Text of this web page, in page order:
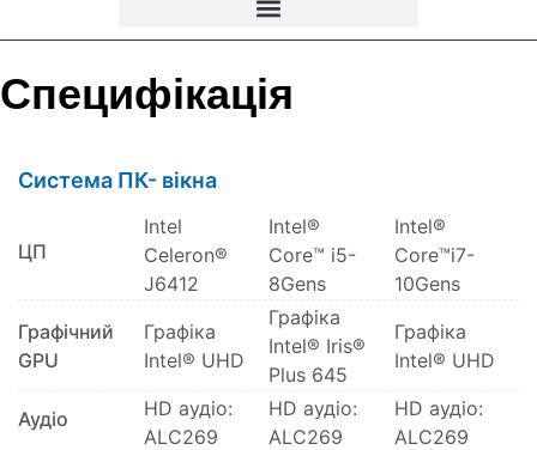
Специфікація
Система ПК- вікна
ЦП
Intel
Celeron®
J6412
Intel®
Core™ i5-
8Gens
Intel®
Core™i7-
10Gens
Графічний
GPU
Графіка
Intel® UHD
Графіка
Intel® Iris®
Plus 645
Графіка
Intel® UHD
Аудіо
HD аудіо:
ALC269
HD аудіо:
ALC269
HD аудіо:
ALC269